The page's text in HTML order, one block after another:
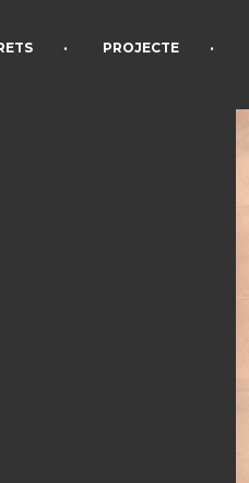
• PROJECTE •